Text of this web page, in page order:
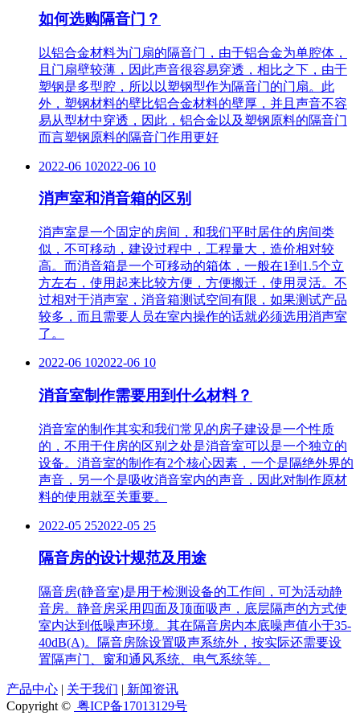
如何选购隔音门？
以铝合金材料为门扇的隔音门，由于铝合金为单腔体，
且门扇壁较薄，因此声音很容易穿透，相比之下，由于
塑钢是多型腔，所以以塑钢型作为隔音门的门扇。此
外，塑钢材料的壁比铝合金材料的壁厚，并且声音不容
易从型材中穿透，因此，铝合金以及塑钢原料的隔音门
而言塑钢原料的隔音门作用更好
2022-06 102022-06 10
消声室和消音箱的区别
消声室是一个固定的房间，和我们平时居住的房间类
似，不可移动，建设过程中，工程量大，造价相对较
高。而消音箱是一个可移动的箱体，一般在1到1.5个立
方左右，使用起来比较方便，方便搬迁，使用灵活。不
过相对于消声室，消音箱测试空间有限，如果测试产品
较多，而且需要人员在室内操作的话就必须选用消声室
了。
2022-06 102022-06 10
消音室制作需要用到什么材料？
消音室的制作其实和我们常见的房子建设是一个性质
的，不用于住房的区别之处是消音室可以是一个独立的
设备。消音室的制作有2个核心因素，一个是隔绝外界的
声音，另一个是吸收消音室内的声音，因此对制作原材
料的使用就至关重要。
2022-05 252022-05 25
隔音房的设计规范及用途
隔音房(静音室)是用于检测设备的工作间，可为活动静
音房。静音房采用四面及顶面吸声，底层隔声的方式使
室内达到低噪声环境。其在隔音房内本底噪声值小于35-
40dB(A)。隔音房除设置吸声系统外，按实际还需要设
置隔声门、窗和通风系统、电气系统等。
产品中心 | 关于我们 | 新闻资讯
Copyright © 粤ICP备17013129号